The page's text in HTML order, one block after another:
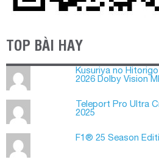
TOP BÀI HAY
Kusuriya no
2026 Dolby Vision
Teleport Pro Ultra
2025
F1® 25 Season